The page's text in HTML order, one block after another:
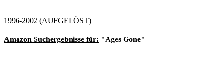
1996-2002 (AUFGELÖST)
Amazon Suchergebnisse für: "Ages Gone"